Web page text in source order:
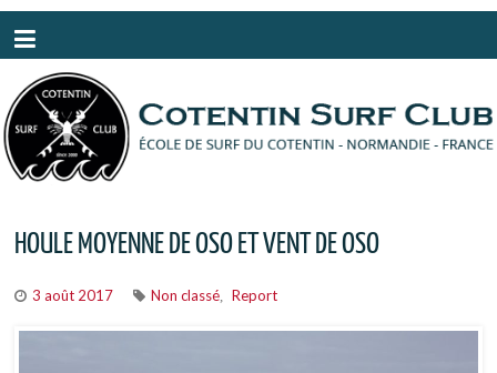
HOULE MOYENNE DE OSO ET VENT DE OSO
3 août 2017 Non classé Report
Panneau de gestion des cookies